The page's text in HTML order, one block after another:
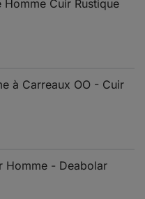
Cuir Rustique
à Carreaux OO - Cuir
Homme - Deabolar